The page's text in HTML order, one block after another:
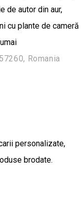
de autor din aur,
cu plante de cameră
Romania
personalizate,
brodate.